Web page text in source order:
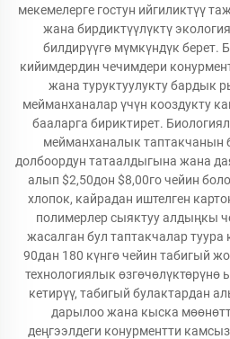
мекемелерге гостун ийгиликтүү
жана бирдиктүүлүктү
билдирүүгө мүмкүндүк берет.
кийимдердин чечимдери
жана туруктуулукту бардык
мейманханалар үчүн кооздукту
бааларга бириктирет.
мейманханалык таптакчанын
долбоордун татаалдыгына жана
алып $2,50дон $8,00го чейин
хлопок, кайрадан иштелген
полимерлер сыяктуу алдыңкы
жасалган бул таптакчалар
90дан 180 күнгө чейин табигый
технологиялык
кетирүү, табигый булактардан
дарылоо жана кыска
деңгээлдеги конурментти